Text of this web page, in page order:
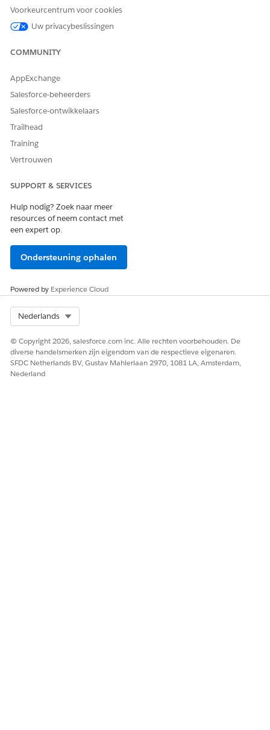
Type verwijzingsactie
aanwijzingssjablonen uit?
HEEFT DIT ARTIKEL UW PROBLEEM OPGELOST?
Laat ons weten wat we kunnen doen om te verbeteren!
Voorkeurcentrum voor cookies
Uw privacybeslissingen
COMMUNITY
AppExchange
Salesforce-beheerders
Salesforce-ontwikkelaars
Trailhead
Training
Vertrouwen
SUPPORT & SERVICES
Hulp nodig? Zoek naar meer
resources of neem contact met
een expert op.
Ondersteuning ophalen
Powered by Experience Cloud
Nederlands
© Copyright 2026, salesforce.com inc. Alle rechten voorbehouden. De
diverse handelsmerken zijn eigendom van de respectieve eigenaren.
SFDC Netherlands BV, Gustav Mahlerlaan 2970, 1081 LA, Amsterdam,
Nederland